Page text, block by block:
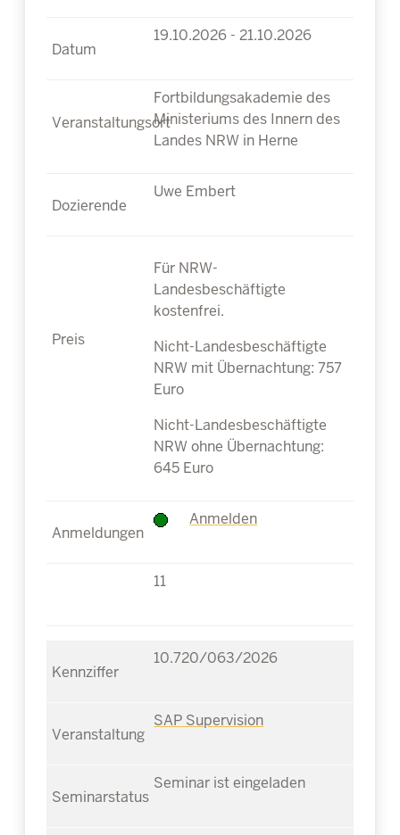
19.10.2026 - 21.10.2026
Fortbildungsakademie des
Ministeriums des Innern des
Landes NRW in Herne
Uwe Embert
Für NRW-
Landesbeschäftigte
kostenfrei.
Nicht-Landesbeschäftigte
NRW mit Übernachtung: 757
Euro
Nicht-Landesbeschäftigte
NRW ohne Übernachtung:
645 Euro
Anmelden
11
10.720/063/2026
SAP Supervision
Seminar ist eingeladen